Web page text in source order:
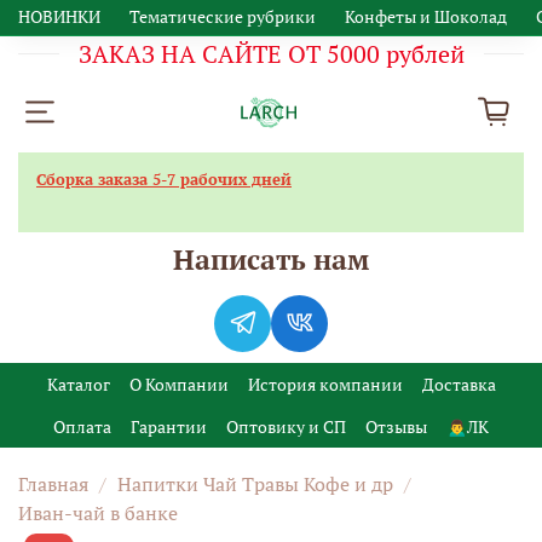
НОВИНКИ Тематические рубрики Конфеты и Шоколад
ЗАКАЗ НА САЙТЕ ОТ 5000 рублей
Каталог О Компании История компании
Доставка
Оплата
Гарантии Оптовику и СП Отзывы 🙍‍♂️ЛК
Главная
Напитки Чай Травы Кофе и др
Иван-чай в банке
Сборка заказа 5-7 рабочих дней
Написать нам